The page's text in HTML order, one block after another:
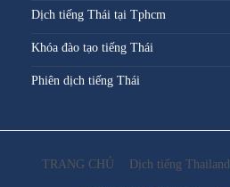
Dịch tiếng Thái tại Tphcm
Khóa đào tạo tiếng Thái
Phiên dịch tiếng Thái
TRANG CHỦ Dịch tiếng Thailand